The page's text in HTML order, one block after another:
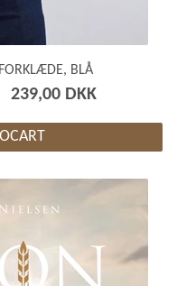
BLÅ
239,00 DKK